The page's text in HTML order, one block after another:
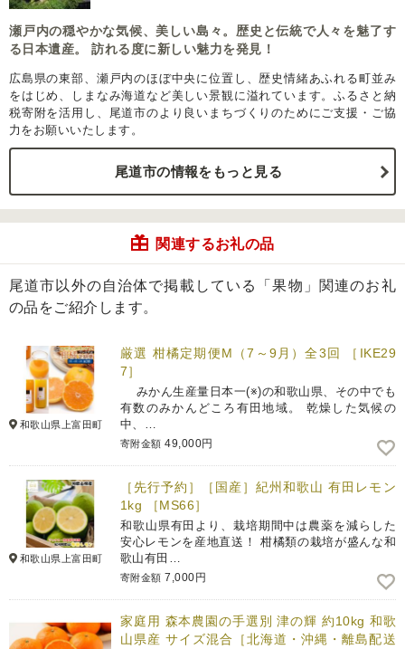
瀬戸内の穏やかな気候、美しい島々。歴史と伝統で人々を魅了す
る日本遺産。 訪れる度に新しい魅力を発見！
広島県の東部、瀬戸内のほぼ中央に位置し、歴史情緒あふれる町並み
をはじめ、しまなみ海道など美しい景観に溢れています。ふるさと納
税寄附を活用し、尾道市のより良いまちづくりのためにご支援・ご協
力をお願いいたします。
尾道市の情報をもっと見る
関連するお礼の品
尾道市以外の自治体で掲載している「果物」関連のお礼
の品をご紹介します。
和歌山県上富田町
厳選 柑橘定期便M（7～9月）全3回 ［IKE29
7］
みかん生産量日本一(※)の和歌山県、その中でも
有数のみかんどころ有田地域。 乾燥した気候の
中、…
寄附金額 49,000円
和歌山県上富田町
［先行予約］［国産］紀州和歌山 有田レモン
1kg ［MS66］
和歌山県有田より、栽培期間中は農薬を減らした
安心レモンを産地直送！ 柑橘類の栽培が盛んな和
歌山有田…
寄附金額 7,000円
家庭用 森本農園の手選別 津の輝 約10kg 和歌
山県産 サイズ混合［北海道・沖縄・離島配送